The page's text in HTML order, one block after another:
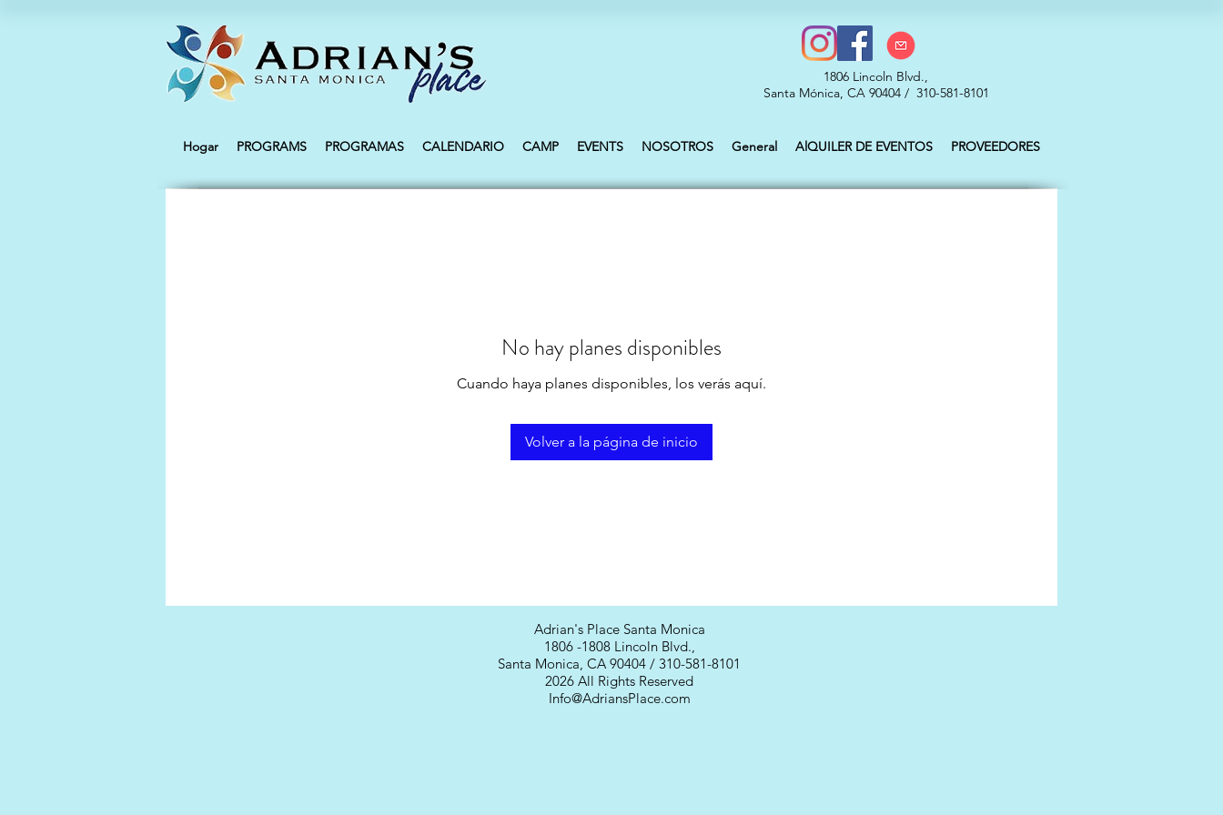
1806 Lincoln Blvd.,
Santa Mónica, CA 90404 / 310-581-8101
Hogar PROGRAMS PROGRAMAS CALENDARIO CAMP EVENTS NOSOTROS General AlQUILER DE EVENTOS PROVEEDORES
No hay planes disponibles
Cuando haya planes disponibles, los verás aquí.
Volver a la página de inicio
Adrian's Place Santa Monica
1806 -1808 Lincoln Blvd.,
Santa Monica, CA 90404 / 310-581-8101
2026 All Rights Reserved
Info@AdriansPlace.com